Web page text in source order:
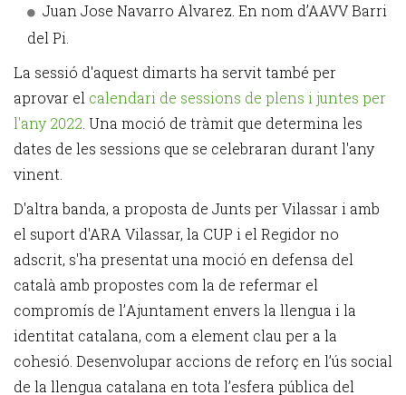
Juan Jose Navarro Alvarez. En nom d’AAVV Barri
del Pi.
La sessió d'aquest dimarts ha servit també per
aprovar el calendari de sessions de plens i juntes per
l'any 2022 . Una moció de tràmit que determina les
dates de les sessions que se celebraran durant l'any
vinent.
D'altra banda, a proposta de Junts per Vilassar i amb
el suport d'ARA Vilassar, la CUP i el Regidor no
adscrit, s'ha presentat una moció en defensa del
català amb propostes com la de refermar el
compromís de l’Ajuntament envers la llengua i la
identitat catalana, com a element clau per a la
cohesió. Desenvolupar accions de reforç en l’ús social
de la llengua catalana en tota l’esfera pública del